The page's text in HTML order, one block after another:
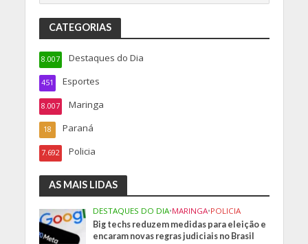
CATEGORIAS
Destaques do Dia
8.007
Esportes
451
Maringa
8.007
Paraná
18
Policia
7.692
AS MAIS LIDAS
DESTAQUES DO DIA•MARINGA•POLICIA
Big techs reduzem medidas para eleição e
encaram novas regras judiciais no Brasil